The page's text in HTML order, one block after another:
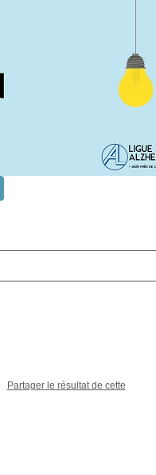
Partager le résultat de cette